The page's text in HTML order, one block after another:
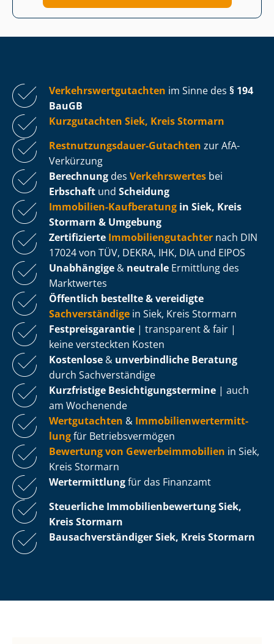
Ver­kehrs­wert­gut­ach­ten im Sinne des § 194
BauGB
Kurzgutachten Siek, Kreis Stormarn
Rest­nut­zungs­dau­er-Gutachten zur AfA-
Verkürzung
Berechnung des Verkehrswertes bei
Erbschaft und Scheidung
Immobilien-Kaufberatung in Siek, Kreis
Stormarn & Umgebung
Zertifizierte Im­mo­bi­li­en­gut­ach­ter nach DIN
17024 von TÜV, DEKRA, IHK, DIA und EIPOS
Unabhängige & neutrale Ermittlung des
Marktwertes
Öffentlich bestellte & vereidigte
Sachverständige in Siek, Kreis Stormarn
Fest­preis­ga­ran­tie | transparent & fair |
keine versteckten Kosten
Kostenlose & unverbindliche Beratung
durch Sachverständige
Kurzfristige Be­sich­ti­gungs­ter­mi­ne | auch
am Wochenende
Wertgutachten & Im­mo­bi­li­en­wert­ermitt­
lungfür Be­triebs­ver­mö­gen
Bewertung von Ge­wer­be­im­mo­bi­li­en in Siek,
Kreis Stormarn
Wertermittlungfür das Finanzamt
Steuerliche Im­mo­bi­li­en­be­wer­tungSiek,
Kreis Stormarn
Bau­sach­ver­stän­di­ger Siek, Kreis Stormarn